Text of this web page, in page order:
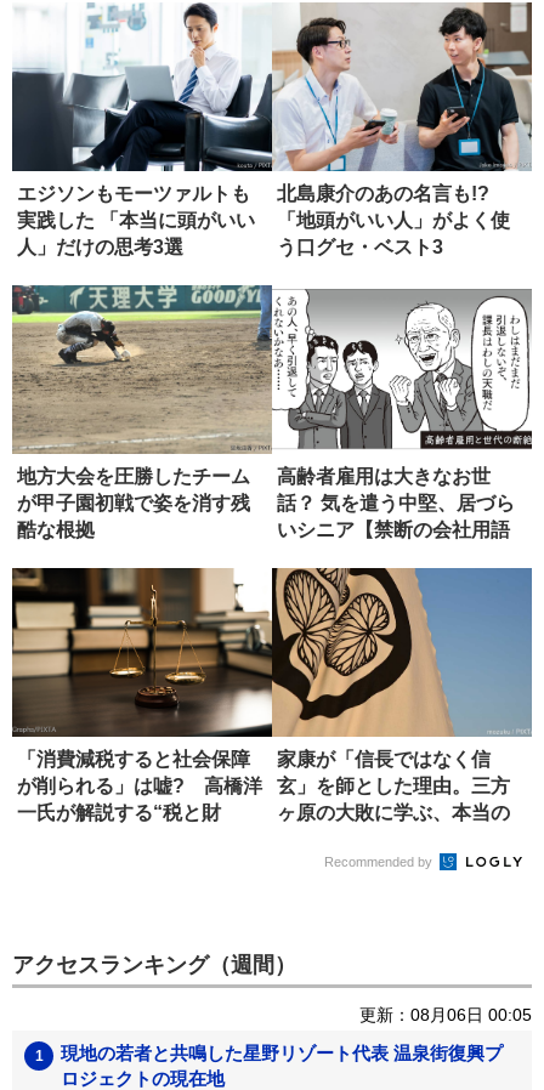
エジソンもモーツァルトも
実践した 「本当に頭がいい
人」だけの思考3選
北島康介のあの名言も!?
「地頭がいい人」がよく使
う口グセ・ベスト3
地方大会を圧勝したチーム
が甲子園初戦で姿を消す残
酷な根拠
高齢者雇用は大きなお世
話？ 気を遣う中堅、居づら
いシニア【禁断の会社用語
「消費減税すると社会保障
が削られる」は嘘? 高橋洋
一氏が解説する“税と財
家康が「信長ではなく信
玄」を師とした理由。三方
ヶ原の大敗に学ぶ、本当の
Recommended by
アクセスランキング（週間）
更新：08月06日 00:05
現地の若者と共鳴した星野リゾート代表 温泉街復興プ
ロジェクトの現在地